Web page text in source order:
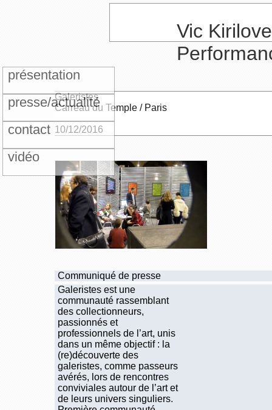
présentation
presse/actualité
contact
vidéo
Vic
Galeristes
Carreau du Temple / Paris
10/12/2016
Communiqué de presse
Galeristes est une
communauté rassemblant
des collectionneurs,
passionnés et
professionnels de l’art, unis
dans un même objectif : la
(re)découverte des
galeristes, comme passeurs
avérés, lors de rencontres
conviviales autour de l’art et
de leurs univers singuliers.